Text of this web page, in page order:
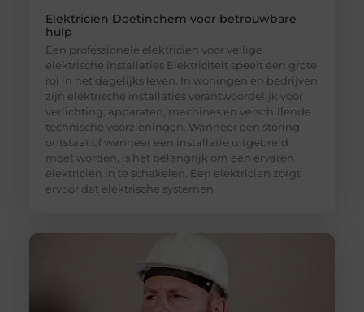
Elektricien Doetinchem voor betrouwbare
hulp
Een professionele elektricien voor veilige
elektrische installaties Elektriciteit speelt een grote
rol in het dagelijks leven. In woningen en bedrijven
zijn elektrische installaties verantwoordelijk voor
verlichting, apparaten, machines en verschillende
technische voorzieningen. Wanneer een storing
ontstaat of wanneer een installatie uitgebreid
moet worden, is het belangrijk om een ervaren
elektricien in te schakelen. Een elektricien zorgt
ervoor dat elektrische systemen